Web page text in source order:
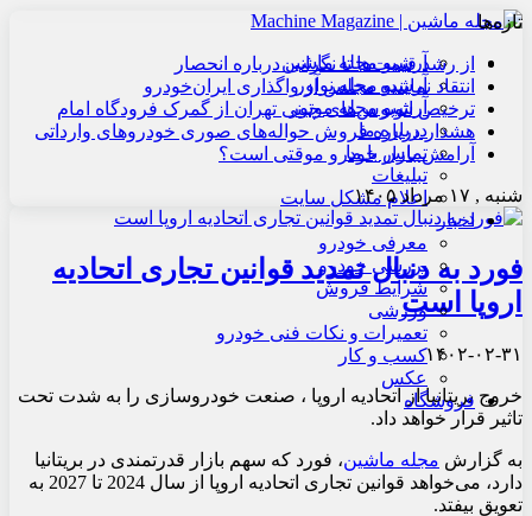
آرشیو مجله ماشین
آرشیو مجله نوآور
آرشیو مجله موتور
درباره ما
تماس با ما
تبلیغات
اعلام مشکل سایت
اخبار
معرفی خودرو
بررسی خودرو
شرایط فروش
ورزشی
تعمیرات و نکات فنی خودرو
کسب و کار
عکس
فروشگاه
تازه‌ها
از رشد قیمت‌ها تا نگرانی درباره انحصار
انتقاد نماینده مجلس از واگذاری ایران‌خودرو
ترخیص اتوبوس‌های چینی تهران از گمرک فرودگاه امام
هشدار درباره فروش حواله‌های صوری خودروهای وارداتی
آرامش بازار خودرو موقتی است؟
شنبه , ۱۷ مرداد ۱۴۰۵
فورد به دنبال تمدید قوانین تجاری اتحادیه
اروپا است
۱۴۰۲-۰۲-۳۱
خروج بریتانیا از اتحادیه اروپا ، صنعت خودروسازی را به شدت تحت
تاثیر قرار خواهد داد.
به گزارش مجله ماشین، فورد که سهم بازار قدرتمندی در بریتانیا
دارد، می‌خواهد قوانین تجاری اتحادیه اروپا از سال 2024 تا 2027 به
تعویق بیفتد.